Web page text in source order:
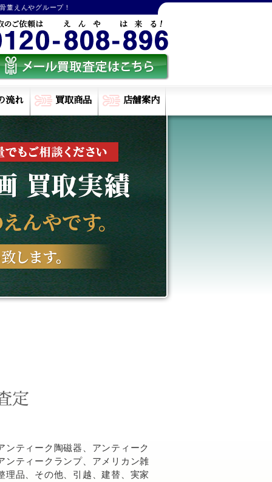
董えんやグループ！
流れ 買取商品 店舗案内
定
ティーク陶磁器、アンティーク
ンティークランプ、アメリカン雑
品、その他、引越、建替、実家